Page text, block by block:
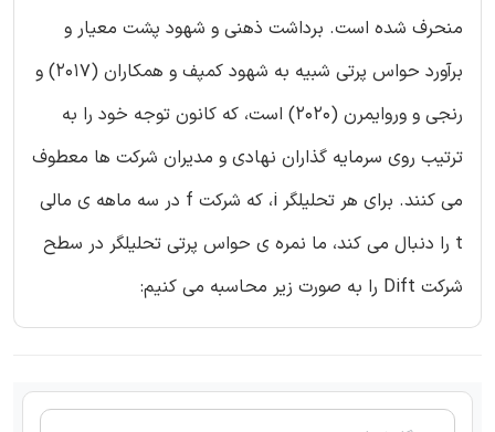
منحرف شده است. برداشت ذهنی و شهود پشت معیار و
برآورد حواس پرتی شبیه به شهود کمپف و همکاران (2017) و
رنجی و وروایمرن (2020) است، که کانون توجه خود را به
ترتیب روی سرمایه گذاران نهادی و مدیران شرکت ها معطوف
می کنند. برای هر تحلیلگر i، که شرکت f در سه ماهه ی مالی
t را دنبال می کند، ما نمره ی حواس پرتی تحلیلگر در سطح
شرکت Dift را به صورت زیر محاسبه می کنیم: